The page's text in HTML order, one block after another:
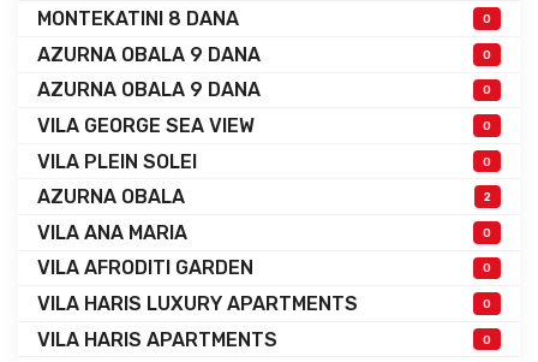
MONTEKATINI 8 DANA 0
AZURNA OBALA 9 DANA 0
AZURNA OBALA 9 DANA 0
VILA GEORGE SEA VIEW 0
VILA PLEIN SOLEI 0
AZURNA OBALA 2
VILA ANA MARIA 0
VILA AFRODITI GARDEN 0
VILA HARIS LUXURY APARTMENTS 0
VILA HARIS APARTMENTS 0